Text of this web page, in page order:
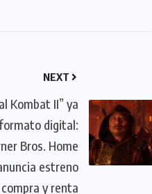
NEXT
Kombat II” ya
digital:
Bros. Home
estreno
y renta